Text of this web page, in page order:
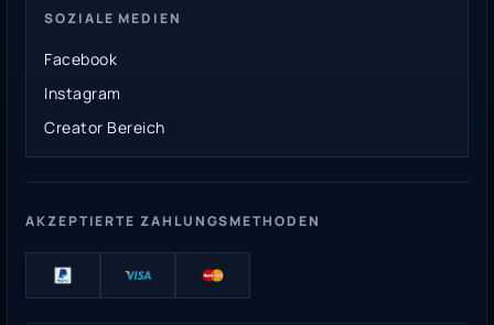
SOZIALE MEDIEN
Facebook
Instagram
Creator Bereich
AKZEPTIERTE ZAHLUNGSMETHODEN